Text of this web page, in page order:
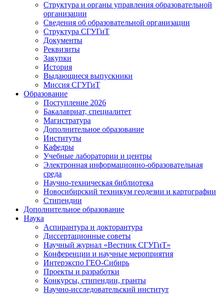
Структура и органы управления образовательной
организации
Сведения об образовательной организации
Структура СГУГиТ
Документы
Реквизиты
Закупки
История
Выдающиеся выпускники
Миссия СГУГиТ
Образование
Поступление 2026
Бакалавриат, специалитет
Магистратура
Дополнительное образование
Институты
Кафедры
Учебные лаборатории и центры
Электронная информационно-образовательная
среда
Научно-техническая библиотека
Новосибирский техникум геодезии и картографии
Стипендии
Дополнительное образование
Наука
Аспирантура и докторантура
Диссертационные советы
Научный журнал «Вестник СГУГиТ»
Конференции и научные мероприятия
Интерэкспо ГЕО-Сибирь
Проекты и разработки
Конкурсы, стипендии, гранты
Научно-исследовательский институт